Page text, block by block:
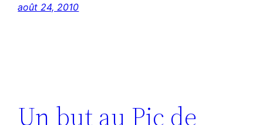
août 24, 2010
Un but au Pic de